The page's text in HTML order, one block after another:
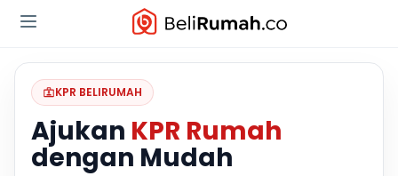
KPR BELIRUMAH
Ajukan KPR Rumah
dengan Mudah